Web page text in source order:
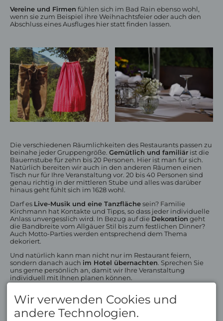
Gasträume
Biergarten & Terrasse
Speisekarte
Frühstück
Feiern
Wanderhotel Oberstaufen
Naturpark Nagelfluhkette
Winterwandern
Geführte Wanderungen
Premiumwanderwege
Wanderangebote
Vereine und Firmen fühlen sich im Bad Rain ebenso wohl,
wenn sie zum Beispiel ihre Weihnachtsfeier oder auch den
Abschluss eines Ausfluges hier statt finden lassen.
Die verschiedenen Räumlichkeiten des Restaurants passen zu
beinahe jeder Gruppengröße. Gemütlich und familiär ist die
Bauernstube für zehn bis 20 Personen. Hier ist man für sich.
Natürlich bereiten wir auch in den anderen Räumen einen
Tisch nur für Ihre Veranstaltung vor. 20 bis 40 Personen sind
genau richtig in der mittleren Stube und alles was darüber
hinaus geht fühlt sich im 1628 wohl.
Darf es Live-Musik und eine Tanzflächesein? Familie
Kirchmann hat Kontakte und Tipps, so dass jeder individuelle
Anlass unvergesslich wird. In Bezug auf die Dekoration geht
die Bandbreite vom Allgäuer Stil bis zum festlichen Dinner?
Auch Motto-Parties werden entsprechend dem Thema
dekoriert.
Und natürlich kann man nicht nur im Restaurant feiern,
sondern danach auch im Hotel übernachten. Sprechen Sie
uns gerne persönlich an, damit wir Ihre Veranstaltung
individuell mit Ihnen planen können.
Wir verwenden Cookies und
andere Technologien.